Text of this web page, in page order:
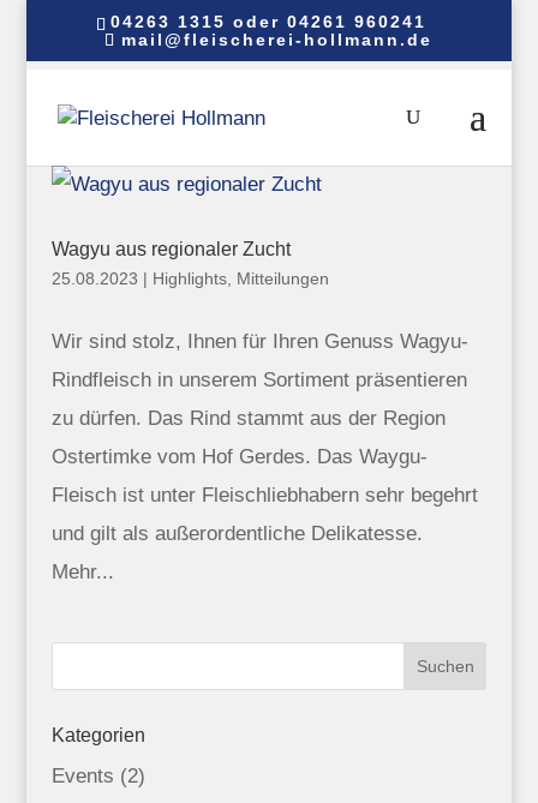
04263 1315 oder 04261 960241
mail@fleischerei-hollmann.de
Wagyu aus regionaler Zucht
25.08.2023 | Highlights, Mitteilungen
Wir sind stolz, Ihnen für Ihren Genuss Wagyu-
Rindfleisch in unserem Sortiment präsentieren
zu dürfen. Das Rind stammt aus der Region
Ostertimke vom Hof Gerdes. Das Waygu-
Fleisch ist unter Fleischliebhabern sehr begehrt
und gilt als außerordentliche Delikatesse.
Mehr...
Kategorien
Events (2)